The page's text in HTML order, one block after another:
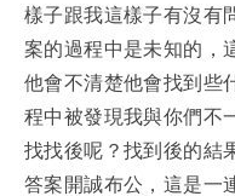
樣子跟我這樣子有沒有
案的過程中是未知的，
他會不清楚他會找到些
程中被發現我與你們不
找找後呢？找到後的結
答案開誠布公，這是一